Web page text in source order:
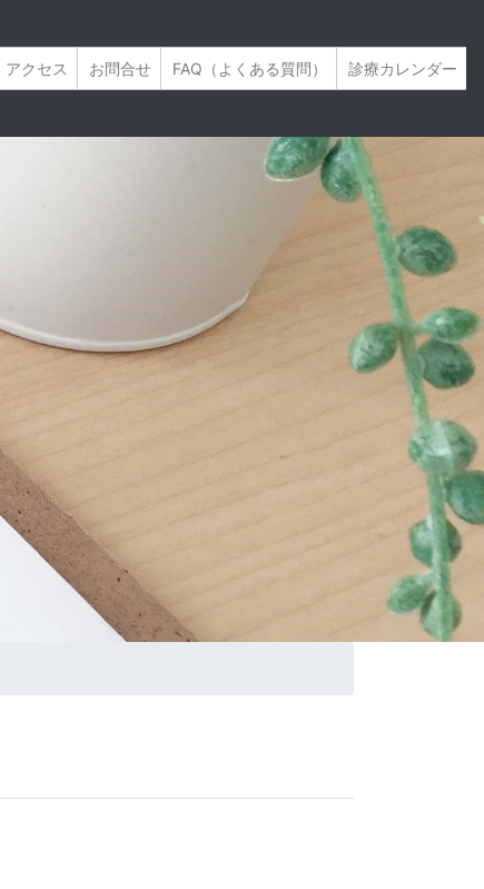
アクセス お問合せ FAQ（よくある質問） 診療カレンダー